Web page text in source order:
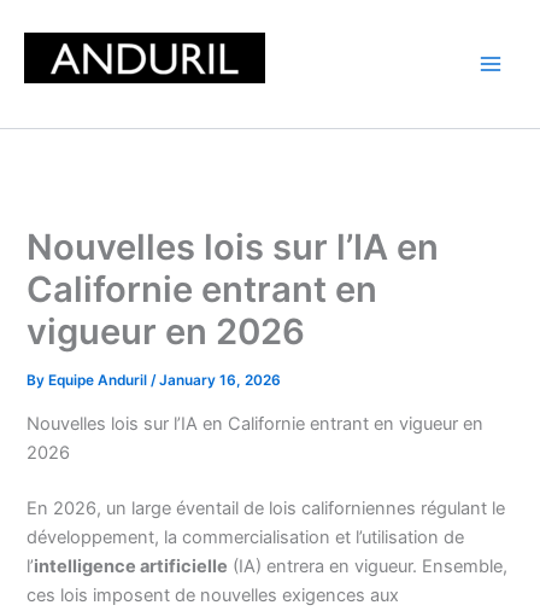
content
Nouvelles lois sur l’IA en
Californie entrant en
vigueur en 2026
By Equipe Anduril/January 16, 2026
Nouvelles lois sur l’IA en Californie entrant en vigueur en
2026
En 2026, un large éventail de lois californiennes régulant le
développement, la commercialisation et l’utilisation de
l’intelligence artificielle (IA) entrera en vigueur. Ensemble,
ces lois imposent de nouvelles exigences aux